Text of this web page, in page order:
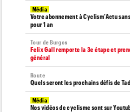
Média
Votre abonnement à Cyclism'Actu
pour 1 an
Tour de Burgos
Felix Gall remporte la 3e étape et
général
Route
Quels seront les prochains défis de
Média
Nos vidéos de cyclisme sont sur